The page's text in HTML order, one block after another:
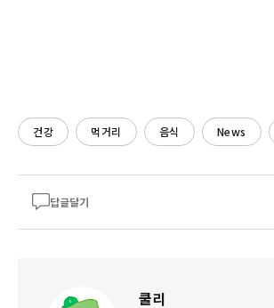
건강 먹거리 음식 News
답글달기
쿨리